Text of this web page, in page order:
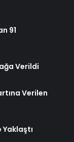
91
Verildi
Verilen